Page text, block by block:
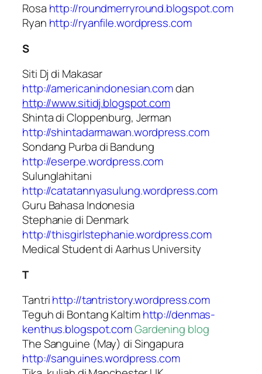
Rosa http://roundmerryround.blogspot.com
Ryan http://ryanfile.wordpress.com
S
Siti Dj di Makasar
http://americanindonesian.comdan
http://www.sitidj.blogspot.com
Shinta di Cloppenburg, Jerman
http://shintadarmawan.wordpress.com
Sondang Purba di Bandung
http://eserpe.wordpress.com
Sulunglahitani
http://catatannyasulung.wordpress.com
Guru Bahasa Indonesia
Stephanie di Denmark
http://thisgirlstephanie.wordpress.com
Medical Student di Aarhus University
T
Tantrihttp://tantristory.wordpress.com
Teguh di Bontang Kaltimhttp://denmas-
kenthus.blogspot.comGardening blog
The Sanguine (May) di Singapura
http://sanguines.wordpress.com